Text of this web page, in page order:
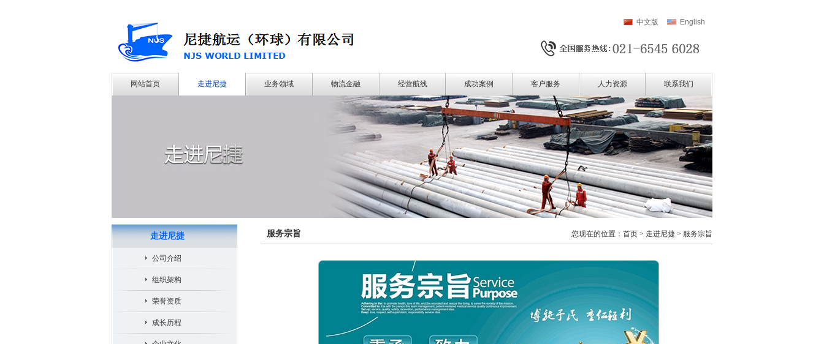
中文版 English
网站首页 走进尼捷 业务领域 物流金融 经营航线 成功案例 客户服务 人力资源 联系我们
走进尼捷
公司介绍
组织架构
荣誉资质
成长历程
您现在的位置： 首页 > 走进尼捷 > 服务宗旨
服务宗旨